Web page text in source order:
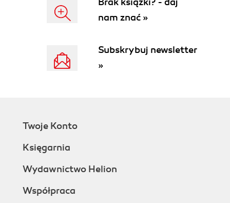
Brak książki? - daj
nam znać »
Subskrybuj newsletter
»
Twoje Konto
Księgarnia
Wydawnictwo Helion
Współpraca